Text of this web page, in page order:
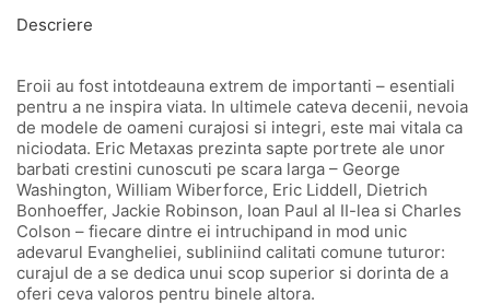
Descriere
Eroii au fost intotdeauna extrem de importanti – esentiali
pentru a ne inspira viata. In ultimele cateva decenii, nevoia
de modele de oameni curajosi si integri, este mai vitala ca
niciodata. Eric Metaxas prezinta sapte portrete ale unor
barbati crestini cunoscuti pe scara larga – George
Washington, William Wiberforce, Eric Liddell, Dietrich
Bonhoeffer, Jackie Robinson, Ioan Paul al II-lea si Charles
Colson – fiecare dintre ei intruchipand in mod unic
adevarul Evangheliei, subliniind calitati comune tuturor:
curajul de a se dedica unui scop superior si dorinta de a
oferi ceva valoros pentru binele altora.